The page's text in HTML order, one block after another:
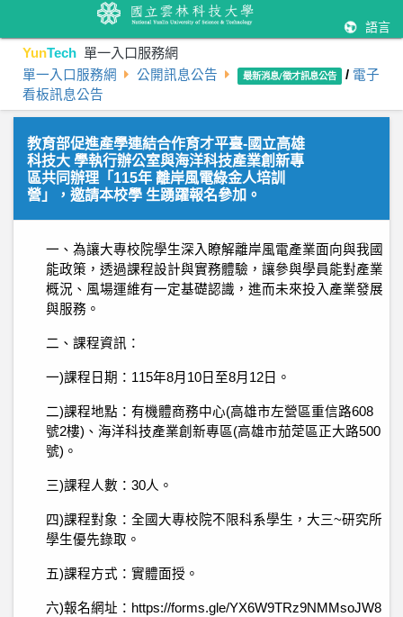
語言
YunTech 單一入口服務網
單一入口服務網 公開訊息公告 最新消息/徵才訊息公告 / 電子
看板訊息公告
教育部促進產學連結合作育才平臺-國立高雄
科技大 學執行辦公室與海洋科技產業創新專
區共同辦理「115年 離岸風電綠金人培訓
營」，邀請本校學 生踴躍報名參加。
一、為讓大專校院學生深入瞭解離岸風電產業面向與我國
能政策，透過課程設計與實務體驗，讓參與學員能對產業
概況、風場運維有一定基礎認識，進而未來投入產業發展
與服務。
二、課程資訊：
一)課程日期：115年8月10日至8月12日。
二)課程地點：有機體商務中心(高雄市左營區重信路608
號2樓)、海洋科技產業創新專區(高雄市茄萣區正大路500
號)。
三)課程人數：30人。
四)課程對象：全國大專校院不限科系學生，大三~研究所
學生優先錄取。
五)課程方式：實體面授。
六)報名網址：https://forms.gle/YX6W9TRz9NMMsoJW8